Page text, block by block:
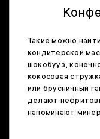
Такие можно
кондитерской
шокобууз,
кокосовая
или брусничный
делают
напоминают